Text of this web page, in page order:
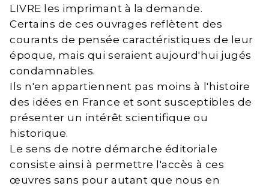
LIVRE les imprimant à la demande.
Certains de ces ouvrages reflètent des
courants de pensée caractéristiques de leur
époque, mais qui seraient aujourd'hui jugés
condamnables.
Ils n'en appartiennent pas moins à l'histoire
des idées en France et sont susceptibles de
présenter un intérêt scientifique ou
historique.
Le sens de notre démarche éditoriale
consiste ainsi à permettre l'accès à ces
œuvres sans pour autant que nous en